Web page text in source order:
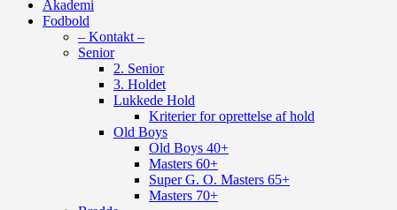
Akademi
Fodbold
– Kontakt –
Senior
2. Senior
3. Holdet
Lukkede Hold
Kriterier for oprettelse af hold
Old Boys
Old Boys 40+
Masters 60+
Super G. O. Masters 65+
Masters 70+